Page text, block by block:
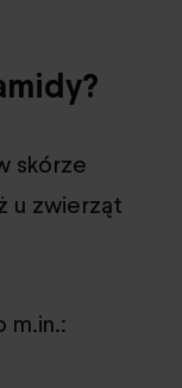
skórze
u zwierząt
m.in.: